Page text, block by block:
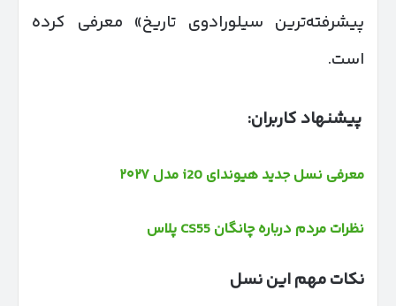
پیشرفته‌ترین سیلورادوی تاریخ» معرفی کرده
است.
پیشنهاد کاربران:
معرفی نسل جدید هیوندای i20 مدل ۲۰۲۷
نظرات مردم درباره چانگان CS55 پلاس
نکات مهم این نسل